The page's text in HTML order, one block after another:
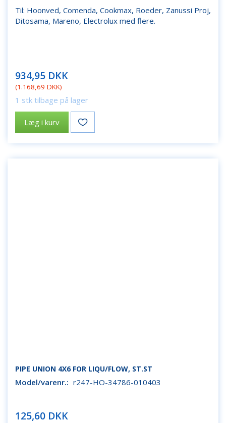
Til: Hoonved, Comenda, Cookmax, Roeder, Zanussi Proj,
Ditosama, Mareno, Electrolux med flere.
934,95 DKK
(1.168,69 DKK)
1 stk tilbage på lager
Læg i kurv
PIPE UNION 4X6 FOR LIQU/FLOW, ST.ST
Model/varenr.: r247-HO-34786-010403
125,60 DKK